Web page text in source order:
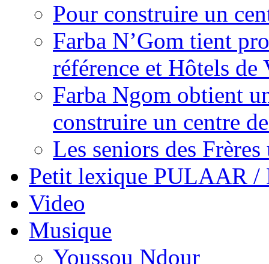
Pour construire un
Farba N’Gom tient
référence et Hôtels
Farba Ngom obtient
construire un centre
Les seniors des Frères
Petit lexique PULAAR
Video
Musique
Youssou Ndour